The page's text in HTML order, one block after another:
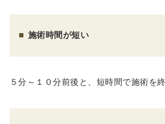
施術時間が短い
５分～１０分前後と、短時間で施術を